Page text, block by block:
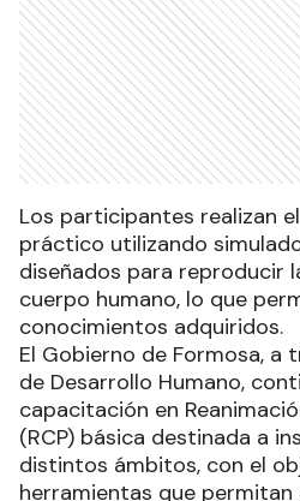
Los participantes realizan
práctico utilizando
diseñados para reproducir
cuerpo humano, lo que
conocimientos adquiridos.
El Gobierno de Formosa, a
de Desarrollo Humano,
capacitación en
(RCP) básica destinada a
distintos ámbitos, con el
herramientas que